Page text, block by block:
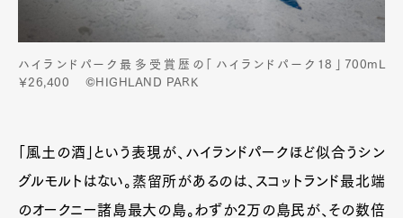
ハイランドパーク最多受賞歴の「ハイランドパーク18」700mL
￥26,400 ©HIGHLAND PARK
「風土の酒」という表現が、ハイランドパークほど似合うシン
グルモルトはない。蒸留所があるのは、スコットランド最北端
のオークニー諸島最大の島。わずか2万の島民が、その数倍